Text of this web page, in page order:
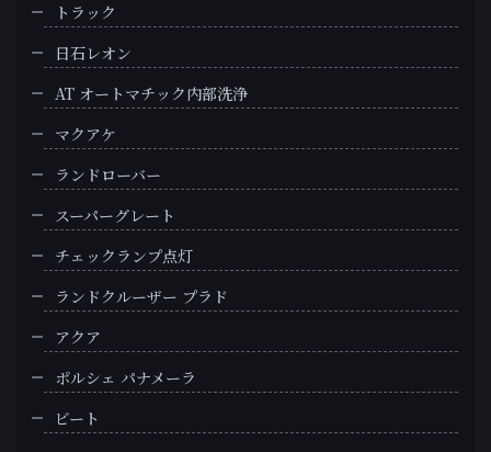
トラック
日石レオン
AT オートマチック内部洗浄
マクアケ
ランドローバー
スーパーグレート
チェックランプ点灯
ランドクルーザー プラド
アクア
ポルシェ パナメーラ
ビート